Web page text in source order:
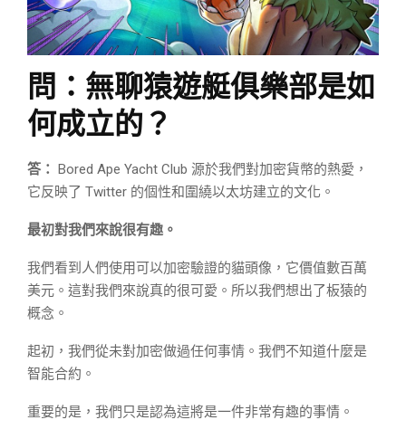
問：無聊猿遊艇俱樂部是如
何成立的？
答：
Bored Ape Yacht Club 源於我們對加密貨幣的熱愛，
它反映了 Twitter 的個性和圍繞以太坊建立的文化。
最初對我們來說很有趣。
我們看到人們使用可以加密驗證的貓頭像，它價值數百萬
美元。這對我們來說真的很可愛。所以我們想出了板猿的
概念。
起初，我們從未對加密做過任何事情。我們不知道什麼是
智能合約。
重要的是，我們只是認為這將是一件非常有趣的事情。